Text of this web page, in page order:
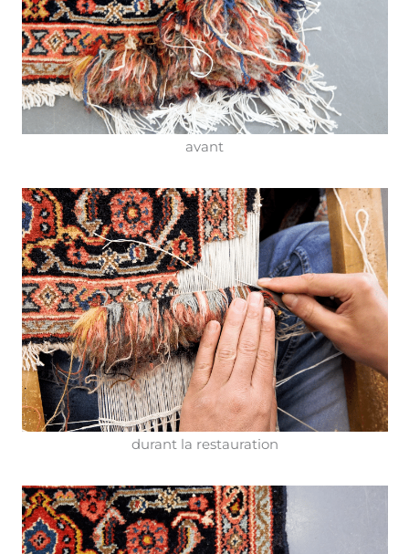
avant
durant la restauration